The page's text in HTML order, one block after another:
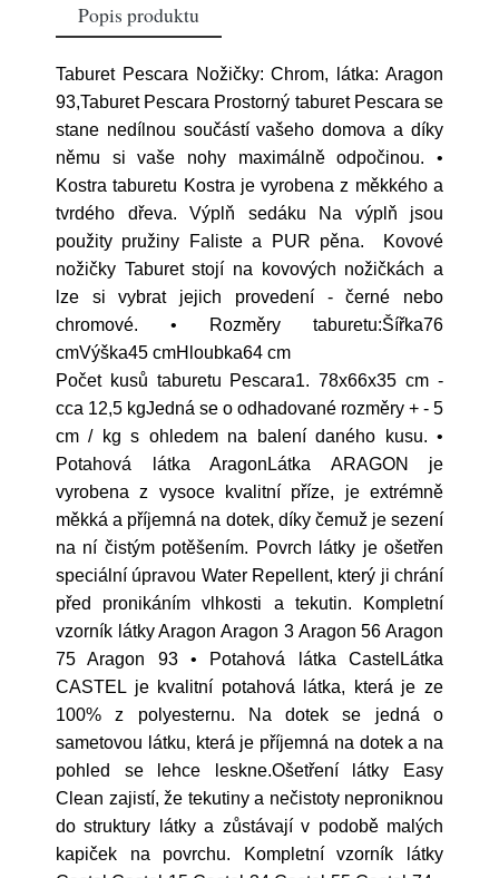
Popis produktu
Taburet Pescara Nožičky: Chrom, látka: Aragon
93,Taburet Pescara Prostorný taburet Pescara se
stane nedílnou součástí vašeho domova a díky
němu si vaše nohy maximálně odpočinou. •
Kostra taburetu Kostra je vyrobena z měkkého a
tvrdého dřeva. Výplň sedáku Na výplň jsou
použity pružiny Faliste a PUR pěna. Kovové
nožičky Taburet stojí na kovových nožičkách a
lze si vybrat jejich provedení - černé nebo
chromové. • Rozměry taburetu:Šířka76
cmVýška45 cmHloubka64 cm
Počet kusů taburetu Pescara1. 78x66x35 cm -
cca 12,5 kgJedná se o odhadované rozměry + - 5
cm / kg s ohledem na balení daného kusu. •
Potahová látka AragonLátka ARAGON je
vyrobena z vysoce kvalitní příze, je extrémně
měkká a příjemná na dotek, díky čemuž je sezení
na ní čistým potěšením. Povrch látky je ošetřen
speciální úpravou Water Repellent, který ji chrání
před pronikáním vlhkosti a tekutin. Kompletní
vzorník látky Aragon Aragon 3 Aragon 56 Aragon
75 Aragon 93 • Potahová látka CastelLátka
CASTEL je kvalitní potahová látka, která je ze
100% z polyesternu. Na dotek se jedná o
sametovou látku, která je příjemná na dotek a na
pohled se lehce leskne.Ošetření látky Easy
Clean zajistí, že tekutiny a nečistoty neproniknou
do struktury látky a zůstávají v podobě malých
kapiček na povrchu. Kompletní vzorník látky